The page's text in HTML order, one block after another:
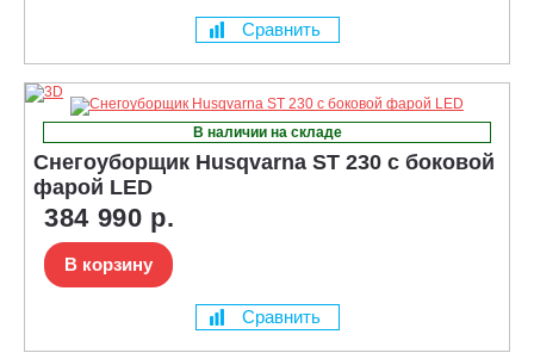
Сравнить
В наличии на складе
Снегоуборщик Husqvarna ST 230 с боковой
фарой LED
384 990 р.
В корзину
Сравнить